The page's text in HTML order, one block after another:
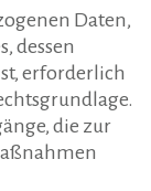
Daten,
dessen
erforderlich
die zur